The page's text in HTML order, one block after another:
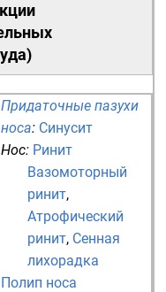
Придаточные пазухи
носа: Синусит
Нос: Ринит
Вазомоторный
ринит,
Атрофический
ринит, Сенная
лихорадка
Полип носа